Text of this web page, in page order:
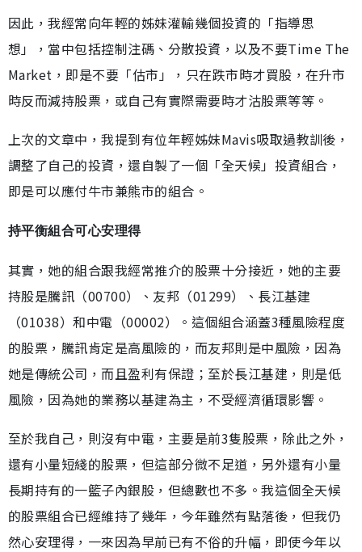
因此，我經常向年輕的姊妹灌輸幾個投資的「指導思
想」，當中包括控制注碼、分散投資，以及不要Time The
Market，即是不要「估市」，只在跌市時才買股，在升市
時反而減持股票，或自己有實際需要時才沽股票等等。
上次的文章中，我提到有位年輕姊妹Mavis吸取過教訓後，
調整了自己的投資，還自製了一個「全天候」投資組合，
即是可以應付牛市兼熊市的組合。
持平衡組合可心安理得
其實，她的組合跟我經常推介的股票十分接近，她的主要
持股是騰訊（00700）、友邦（01299）、長江基建
（01038）和中電（00002）。這個組合涵蓋3種風險程度
的股票，騰訊肯定是高風險的，而友邦則是中風險，因為
她是傳統公司，而且盈利有保證；至於長江基建，則是低
風險，因為她的業務以基建為主，不受經濟循環影響。
至於我自己，則沒有中電，主要是前3隻股票，除此之外，
還有小量短綫的股票，但這部分微不足道，另外還有小量
長期持有的一籃子內銀股，但總數也不多。我這個全天候
的股票組合已經維持了幾年，今年雖然有點落後，但我仍
然心安理得，一來因為早前已有不俗的升幅，即使今年以